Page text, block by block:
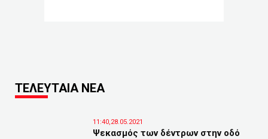
ΤΕΛΕΥΤΑΙΑ ΝΕΑ
11:40,28.05.2021
Ψεκασμός των δέντρων στην οδό